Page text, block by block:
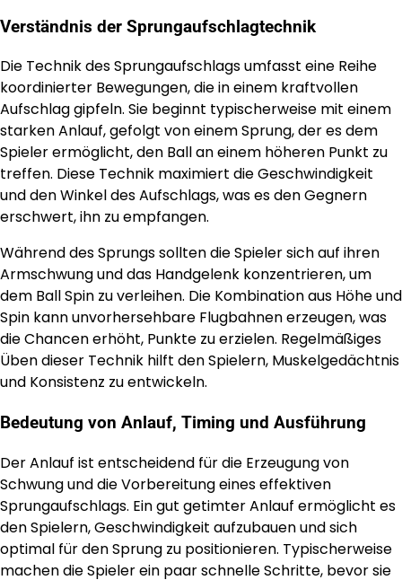
Verständnis der Sprungaufschlagtechnik
Die Technik des Sprungaufschlags umfasst eine Reihe
koordinierter Bewegungen, die in einem kraftvollen
Aufschlag gipfeln. Sie beginnt typischerweise mit einem
starken Anlauf, gefolgt von einem Sprung, der es dem
Spieler ermöglicht, den Ball an einem höheren Punkt zu
treffen. Diese Technik maximiert die Geschwindigkeit
und den Winkel des Aufschlags, was es den Gegnern
erschwert, ihn zu empfangen.
Während des Sprungs sollten die Spieler sich auf ihren
Armschwung und das Handgelenk konzentrieren, um
dem Ball Spin zu verleihen. Die Kombination aus Höhe und
Spin kann unvorhersehbare Flugbahnen erzeugen, was
die Chancen erhöht, Punkte zu erzielen. Regelmäßiges
Üben dieser Technik hilft den Spielern, Muskelgedächtnis
und Konsistenz zu entwickeln.
Bedeutung von Anlauf, Timing und Ausführung
Der Anlauf ist entscheidend für die Erzeugung von
Schwung und die Vorbereitung eines effektiven
Sprungaufschlags. Ein gut getimter Anlauf ermöglicht es
den Spielern, Geschwindigkeit aufzubauen und sich
optimal für den Sprung zu positionieren. Typischerweise
machen die Spieler ein paar schnelle Schritte, bevor sie